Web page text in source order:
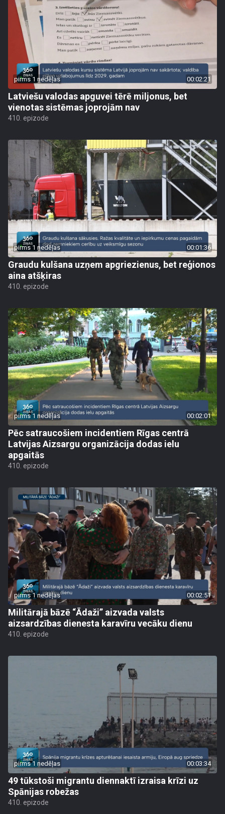
pirms 1 nedēļas 00:02:21
Latviešu valodas apguvei tērē miljonus, bet
vienotas sistēmas joprojām nav
410. epizode
pirms 1 nedēļas 00:01:36
Graudu kulšana uzņem apgriezienus, bet reģionos
aina atšķiras
410. epizode
pirms 1 nedēļas 00:02:01
Pēc satraucošiem incidentiem Rīgas centrā
Latvijas Aizsargu organizācija dodas ielu
apgaitās
410. epizode
pirms 1 nedēļas 00:02:51
Militārajā bāzē “Ādaži” aizvada valsts
aizsardzības dienesta karavīru vecāku dienu
410. epizode
pirms 1 nedēļas 00:03:34
49 tūkstoši migrantu diennaktī izraisa krīzi uz
Spānijas robežas
410. epizode